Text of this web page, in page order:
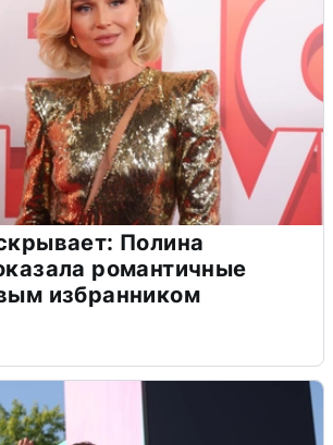
Полина
романтичные
избранником